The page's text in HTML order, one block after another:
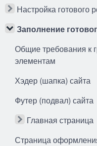
Настройка готового
Заполнение
Общие требования к
элементам
Хэдер (шапка) сайта
Футер (подвал) сайта
Главная страница
Страница